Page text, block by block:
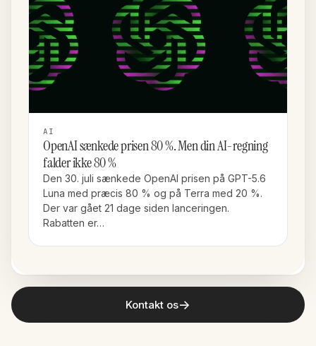
AI
OpenAI sænkede prisen 80 %. Men din AI-regning
falder ikke 80 %
Den 30. juli sænkede OpenAI prisen på GPT-5.6
Luna med præcis 80 % og på Terra med 20 %.
Der var gået 21 dage siden lanceringen.
Rabatten er…
Kontakt os→